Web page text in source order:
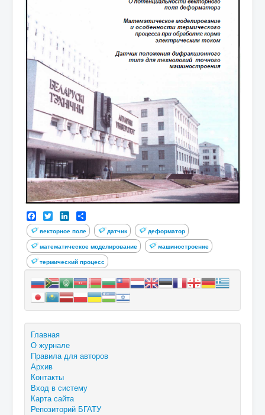
Facebook
TwitterLinkedIn
Share
векторное поле датчик
деформатор
математическое моделирование
машиностроение
термический процесс
Главная
О журнале
Правила для авторов
Архив
Контакты
Вход в систему
Карта сайта
Репозиторий БГАТУ